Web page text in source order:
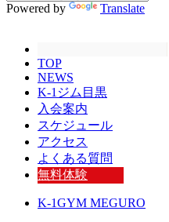
Powered by Translate
TOP
NEWS
K-1ジム目黒
入会案内
スケジュール
アクセス
よくある質問
無料体験
K-1GYM MEGURO